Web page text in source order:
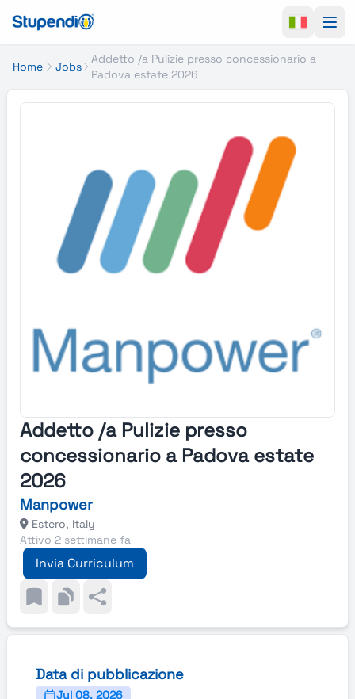
Home Jobs
Addetto /a Pulizie presso concessionario a
Padova estate 2026
Addetto /a Pulizie presso
concessionario a Padova estate
2026
Manpower
Estero, Italy
Attivo 2 settimane fa
Invia Curriculum
Data di pubblicazione
Jul 08, 2026